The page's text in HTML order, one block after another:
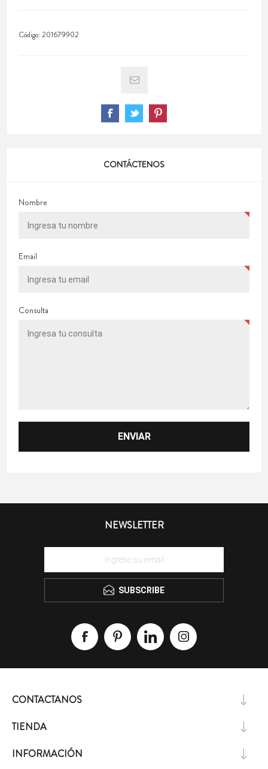
Código:201679902
CONTÁCTENOS
Nombre
Email
Consulta
NEWSLETTER
SUBSCRIBE
CONTACTANOS
TIENDA
INFORMACIÓN